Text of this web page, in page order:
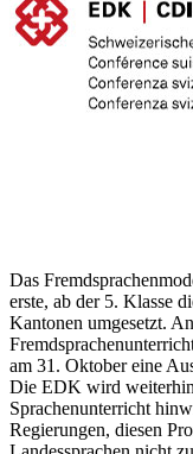
Das
erste, ab der 5. Klasse
Kantonen umgesetzt.
am 31. Oktober eine
Die EDK wird
Sprachenunterricht
Regierungen, diesen